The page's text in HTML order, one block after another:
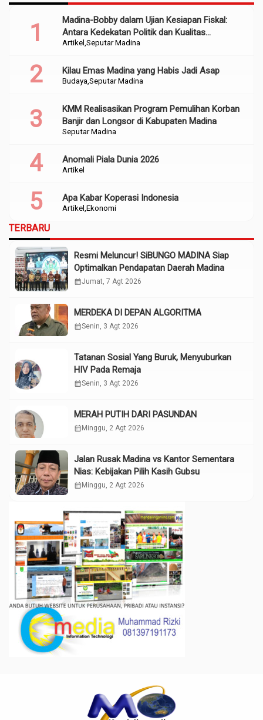
Artikel Seputar Madina
Madina-Bobby dalam Ujian Kesiapan Fiskal:
Antara Kedekatan Politik dan Kualitas
Perencanaan
Budaya Seputar Madina
Kilau Emas Madina yang Habis Jadi Asap
Seputar Madina
KMM Realisasikan Program Pemulihan Korban
Banjir dan Longsor di Kabupaten Madina
Artikel
Anomali Piala Dunia 2026
Artikel Ekonomi
Apa Kabar Koperasi Indonesia
TERBARU
Resmi Meluncur! SiBUNGO MADINA Siap
Optimalkan Pendapatan Daerah Madina
calendar_monthJumat, 7 Agt 2026
MERDEKA DI DEPAN ALGORITMA
calendar_monthSenin, 3 Agt 2026
Tatanan Sosial Yang Buruk, Menyuburkan
HIV Pada Remaja
calendar_monthSenin, 3 Agt 2026
MERAH PUTIH DARI PASUNDAN
calendar_month Minggu, 2 Agt 2026
Jalan Rusak Madina vs Kantor Sementara
Nias: Kebijakan Pilih Kasih Gubsu
calendar_month Minggu, 2 Agt 2026